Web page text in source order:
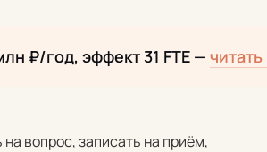
₽/год, эффект 31 FTE —
вопрос, записать на приём,